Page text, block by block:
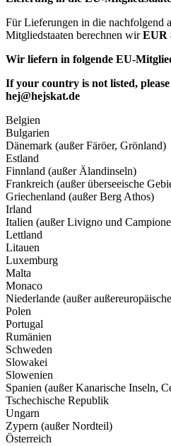
Für Lieferungen in die nachfolgend
Mitgliedstaaten berechnen wirEUR
Wir liefern in folgende EU-
If your country is not listed,
hej@hejskat.de
Belgien
Bulgarien
Dänemark (außer Färöer, Grönland)
Estland
Finnland (außer Älandinseln)
Frankreich (außer überseeische
Griechenland (außer Berg Athos)
Irland
Italien (außer Livigno und
Lettland
Litauen
Luxemburg
Malta
Monaco
Niederlande (außer
Polen
Portugal
Rumänien
Schweden
Slowakei
Slowenien
Spanien (außer Kanarische Inseln,
Tschechische Republik
Ungarn
Zypern (außer Nordteil)
Österreich